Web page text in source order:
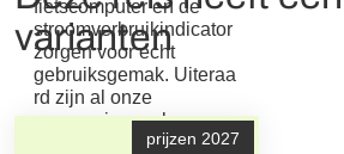
fietscomputer en de
stroomverbruikindicator
zorgen voor echt
gebruiksgemak. Uiteraa
rd zijn al onze
accessoires ook
verkrijgbaar voor deze
varianten
prijzen 2027